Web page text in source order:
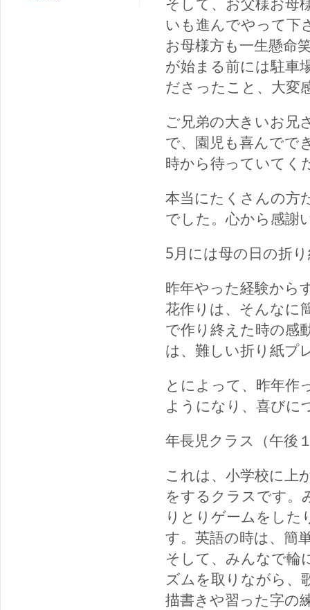
いも進んでやって下
お母様方も一生懸命
が始まる前には駐車
ださったこと、大変
ご兄弟の大きいお兄
で、園児も喜んでで
時から待っていてく
本当にたくさんの方
でした。心から感謝
5月には母の日の折
昨年やった経験から
花作りは、そんなに
で作り終えた時の感
は、難しい折り紙プ
とによって、昨年作
ようになり、喜びに
年長児クラス（午後
これは、小学校に上
をするクラスです。
りとりゲームをした
す。英語の時は、簡
そして、みんなで輪
ズムを取りながら、
描書きや習った字の